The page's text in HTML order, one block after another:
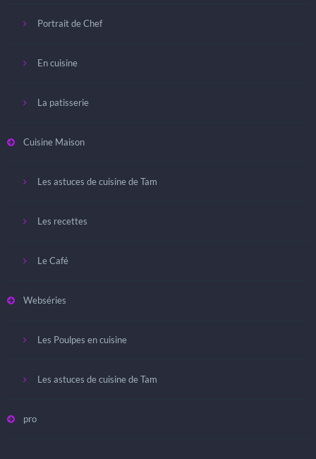
Portrait de Chef
En cuisine
La patisserie
Cuisine Maison
Les astuces de cuisine de Tam
Les recettes
Le Café
Webséries
Les Poulpes en cuisine
Les astuces de cuisine de Tam
pro